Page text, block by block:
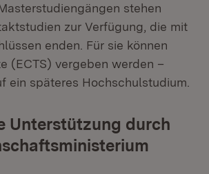
stehen
zur Verfügung, die mit
enden. Für sie können
(ECTS) vergeben werden –
ein späteres Hochschulstudium.
Unterstützung durch